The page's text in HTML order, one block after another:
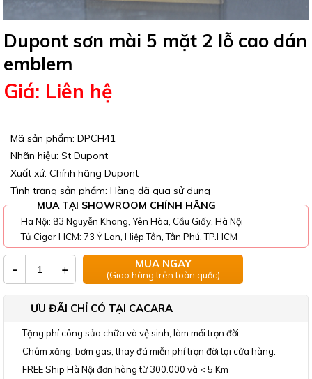
Dupont sơn mài 5 mặt 2 lỗ cao dán
emblem
Giá: Liên hệ
Mã sản phẩm: DPCH41
Nhãn hiệu: St Dupont
Xuất xứ: Chính hãng Dupont
Tình trạng sản phẩm: Hàng đã qua sử dụng
MUA TẠI SHOWROOM CHÍNH HÃNG
Ha Nội: 83 Nguyễn Khang, Yên Hòa, Cầu Giấy, Hà Nội
Tủ Cigar HCM: 73 Ỷ Lan, Hiệp Tân, Tân Phú, TP.HCM
- + MUA NGAY
(Giao hàng trên toàn quốc)
ƯU ĐÃI CHỈ CÓ TẠI CACARA
Tặng phí công sửa chữa và vệ sinh, làm mới trọn đời.
Châm xăng, bơm gas, thay đá miễn phí trọn đời tại cửa hàng.
FREE Ship Hà Nội đơn hàng từ 300.000 và < 5 Km